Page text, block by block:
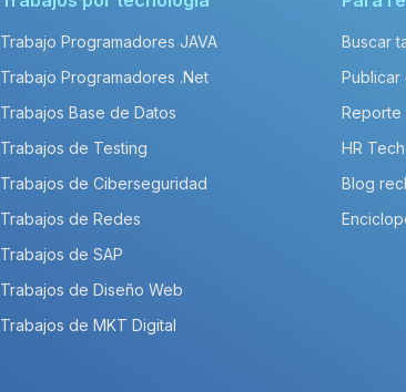
Trabajo Programadores JAVA
Trabajo Programadores .Net
Trabajos Base de Datos
Trabajos de Testing
Trabajos de Ciberseguridad
Trabajos de Redes
Trabajos de SAP
Trabajos de Diseño Web
Trabajos de MKT Digital
Buscar
Publicar
Reporte
HR
Blog